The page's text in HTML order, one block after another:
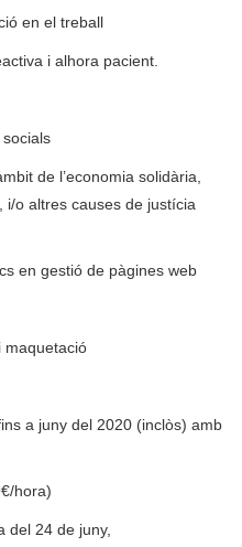
en el treball
i alhora pacient.
de l’economia solidària,
i/o altres causes de justícia
en gestió de pàgines web
maquetació
a juny del 2020 (inclòs) amb
hora)
del 24 de juny,